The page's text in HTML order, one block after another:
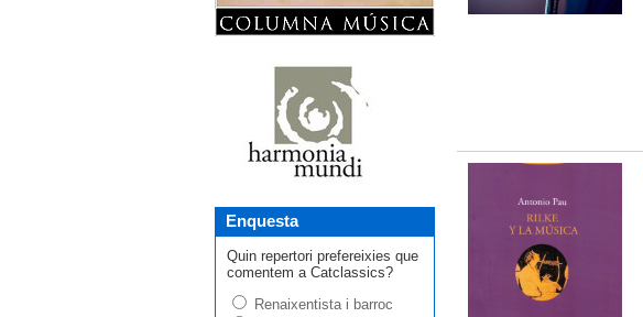
Enquesta
Quin repertori prefereixies que
comentem a Catclassics?
Renaixentista i barroc